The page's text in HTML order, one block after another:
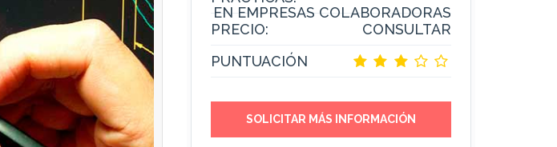
EN EMPRESAS COLABORADORAS
PRECIO:
CONSULTAR
PUNTUACIÓN
SOLICITAR MÁS INFORMACIÓN